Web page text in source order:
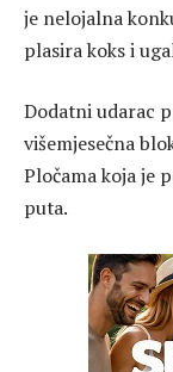
je nelojalna
plasira koks i
Dodatni udarac
višemjesečna
Pločama koja je
puta.